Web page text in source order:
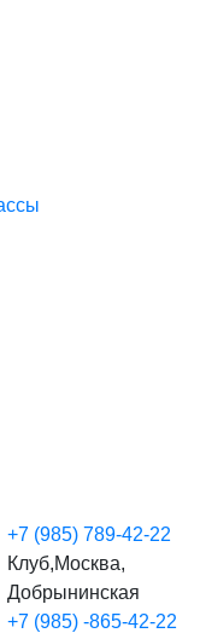
+7 (985) 789-42-22
Клуб,Москва,
Добрынинская
+7 (985) -865-42-22